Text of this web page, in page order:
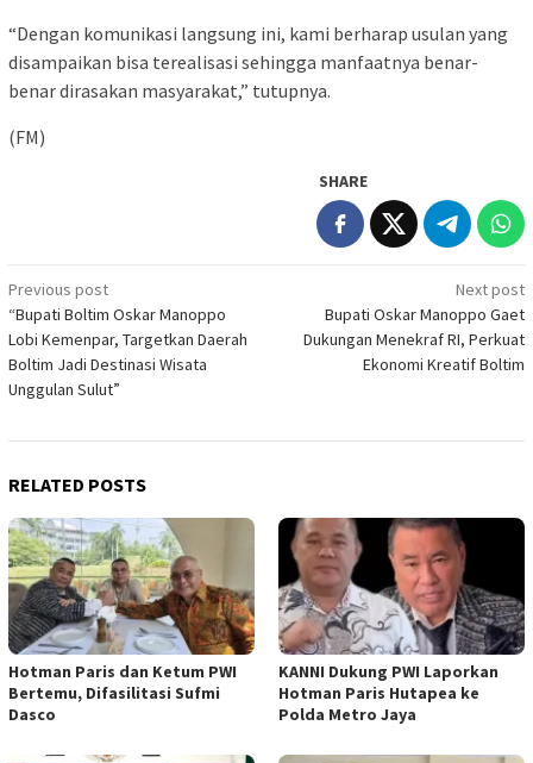
“Dengan komunikasi langsung ini, kami berharap usulan yang
disampaikan bisa terealisasi sehingga manfaatnya benar-
benar dirasakan masyarakat,” tutupnya.
(FM)
SHARE
Post
navigation
Previous post
“Bupati Boltim Oskar Manoppo
Lobi Kemenpar, Targetkan Daerah
Boltim Jadi Destinasi Wisata
Unggulan Sulut”
Next post
Bupati Oskar Manoppo Gaet
Dukungan Menekraf RI, Perkuat
Ekonomi Kreatif Boltim
RELATED POSTS
Hotman Paris dan Ketum PWI
Bertemu, Difasilitasi Sufmi
Dasco
KANNI Dukung PWI Laporkan
Hotman Paris Hutapea ke
Polda Metro Jaya